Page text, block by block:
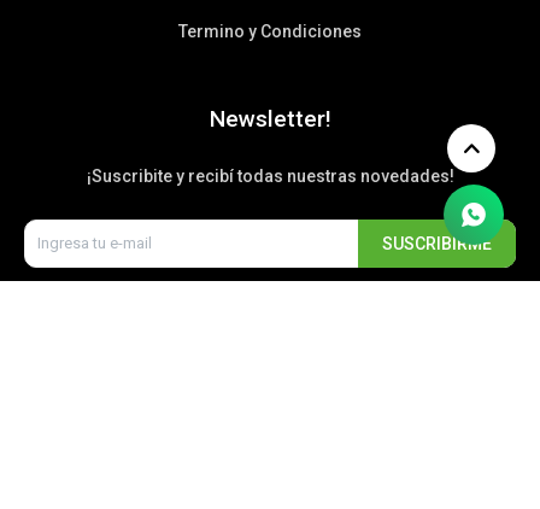
Termino y Condiciones
Newsletter!
¡Suscribite y recibí todas nuestras novedades!
SUSCRIBIRME